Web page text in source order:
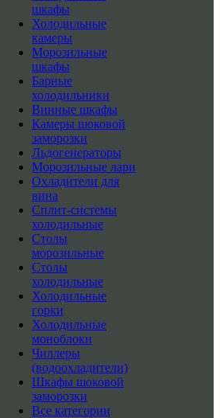
шкафы
Холодильные
камеры
Морозильные
шкафы
Барные
холодильники
Винные шкафы
Камеры шоковой
заморозки
Льдогенераторы
Морозильные лари
Охладители для
вина
Сплит-системы
холодильные
Столы
морозильные
Столы
холодильные
Холодильные
горки
Холодильные
моноблоки
Чиллеры
(водоохладители)
Шкафы шоковой
заморозки
Все категории